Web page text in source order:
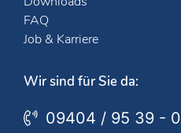
FAQ
Job & Karriere
Wir sind für Sie da:
09404 / 95 39 - 0